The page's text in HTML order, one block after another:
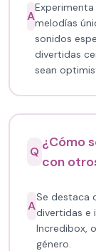
Amelodías
sonidos
divertidas
sean
Q
¿Cómo
con
A
Se destaca
divertidas e
Incredibox,
género.